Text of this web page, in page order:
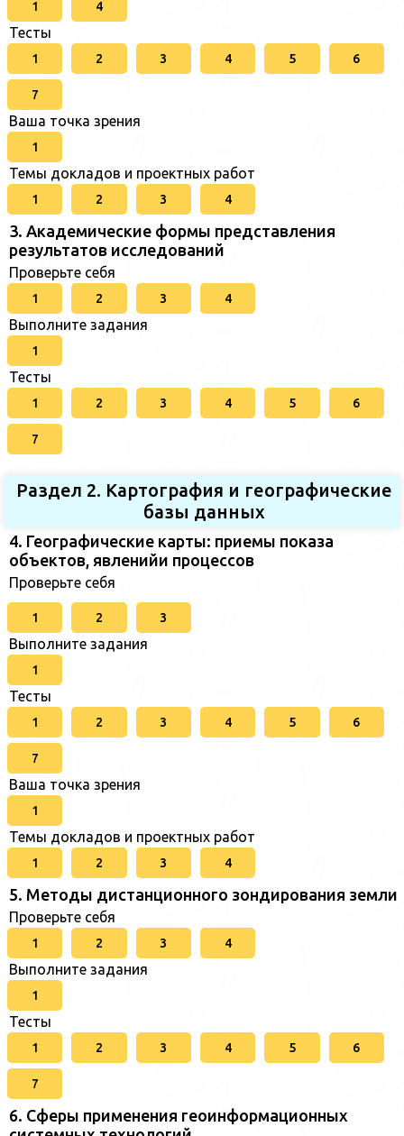
1 4
Тесты
1 2 3 4 5 6
7
Ваша точка зрения
1
Темы докладов и проектных работ
1 2 3 4
3. Академические формы представления
результатов исследований
Проверьте себя
1 2 3 4
Выполните задания
1
Тесты
1 2 3 4 5 6
7
Раздел 2. Картография и географические
базы данных
4. Географические карты: приемы показа
объектов, явленийи процессов
Проверьте себя
1 2 3
Выполните задания
1
Тесты
1 2 3 4 5 6
7
Ваша точка зрения
1
Темы докладов и проектных работ
1 2 3 4
5. Методы дистанционного зондирования земли
Проверьте себя
1 2 3 4
Выполните задания
1
Тесты
1 2 3 4 5 6
7
6. Сферы применения геоинформационных